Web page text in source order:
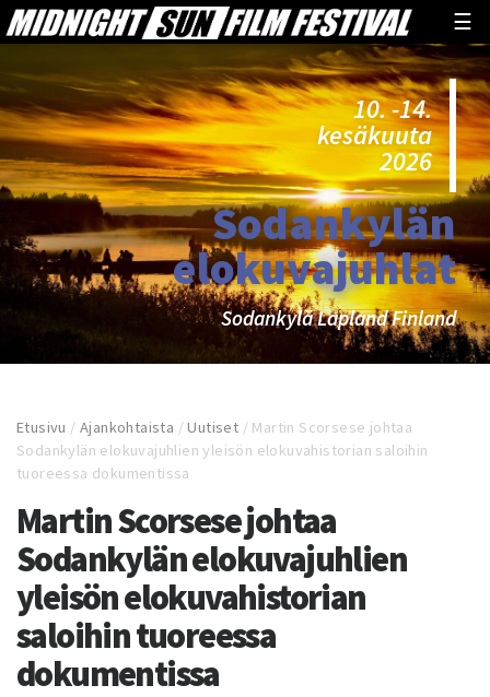
☰
10. -14.
kesäkuuta
2026
Sodankylän
elokuvajuhlat
Sodankylä Lapland Finland
Etusivu /Ajankohtaista /Uutiset / Martin Scorsese johtaa
Sodankylän elokuvajuhlien yleisön elokuvahistorian saloihin
tuoreessa dokumentissa
Martin Scorsese johtaa
Sodankylän elokuvajuhlien
yleisön elokuvahistorian
saloihin tuoreessa
dokumentissa